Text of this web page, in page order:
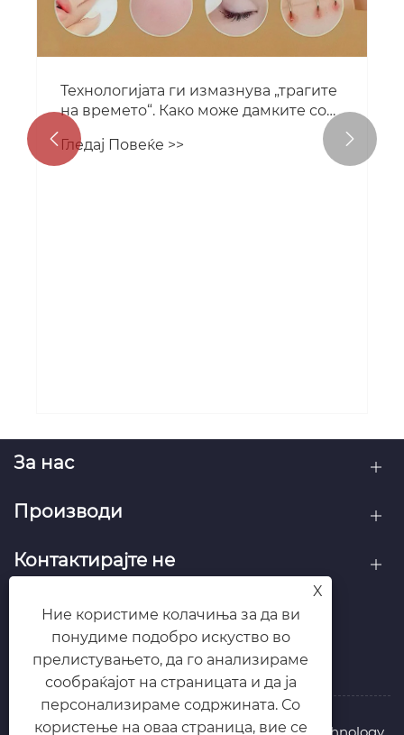
Технологијата ги измазнува „трагите
на времето“. Како може дамките со
лузни да станат нов избор за
поправка на кожата?
Гледај Повеќе >>
 
За нас
Производи
Контактирајте не
СЛЕДЕТЕ НЕ
Авторски права © 2025 Taizhou Cmall Biotechnology
X
Ние користиме колачиња за да ви
понудиме подобро искуство во
прелистувањето, да го анализираме
сообраќајот на страницата и да ја
персонализираме содржината. Со
користење на оваа страница, вие се